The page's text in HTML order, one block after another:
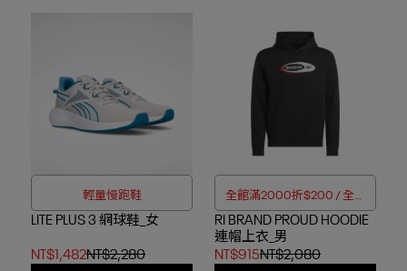
輕量慢跑鞋
LITE PLUS 3 網球鞋_女
NT$1,482NT$2,280
全館滿2000折$200 / 全館
滿4000折$350
RI BRAND PROUD HOODIE
連帽上衣_男
NT$915NT$2,080